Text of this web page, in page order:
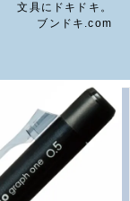
文具にドキドキ。
ブンドキ.com